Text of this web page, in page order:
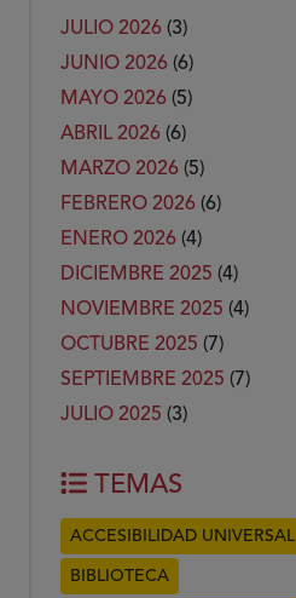
JULIO 2026 (3)
JUNIO 2026 (6)
MAYO 2026 (5)
ABRIL 2026 (6)
MARZO 2026 (5)
FEBRERO 2026 (6)
ENERO 2026 (4)
DICIEMBRE 2025 (4)
NOVIEMBRE 2025 (4)
OCTUBRE 2025 (7)
SEPTIEMBRE 2025 (7)
JULIO 2025 (3)
TEMAS
ACCESIBILIDAD UNIVERSAL
BIBLIOTECA